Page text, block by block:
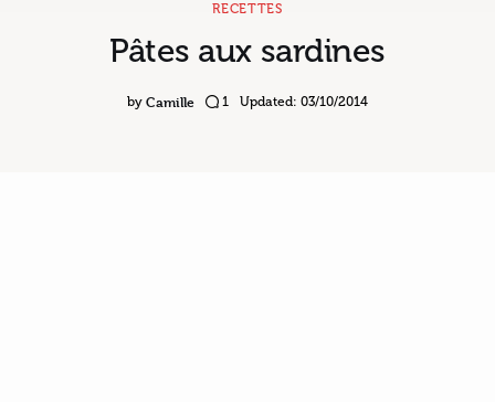
Voyages & Saveurs
Art & Design
RECETTES
Pâtes aux sardines
by Camille 1 Updated: 03/10/2014